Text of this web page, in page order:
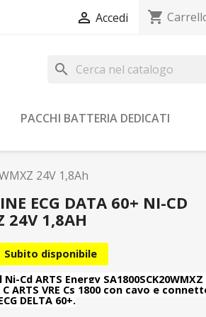
 Accedi shopping_cart
search
PACCHI BATTERIA DEDICATI
24V 1,8Ah
ECG DATA 60+ NI-CD
24V 1,8AH
Subito disponibile
Cd ARTS Energy SA1800SCK20WMXZ
ARTS VRE Cs 1800 con cavo e
DELTA 60+.